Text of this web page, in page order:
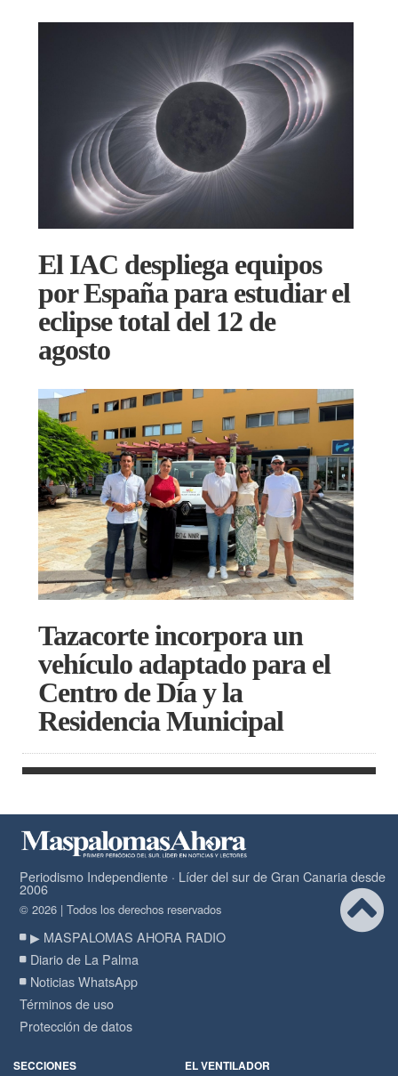
El IAC despliega equipos
por España para estudiar el
eclipse total del 12 de
agosto
Tazacorte incorpora un
vehículo adaptado para el
Centro de Día y la
Residencia Municipal
Periodismo Independiente · Líder del sur de Gran Canaria desde
2006
© 2026 | Todos los derechos reservados
▶ MASPALOMAS AHORA RADIO
Diario de La Palma
Noticias WhatsApp
Términos de uso
Protección de datos
SECCIONES EL VENTILADOR